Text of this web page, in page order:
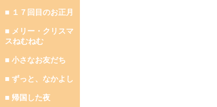
■ １７回目のお正月
■ メリー・クリスマ
スねむねむ
■ 小さなお友だち
■ ずっと、なかよし
■ 帰国した夜